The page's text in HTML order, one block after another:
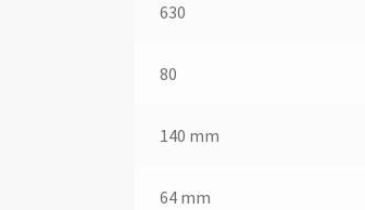
630
80
140 mm
64 mm